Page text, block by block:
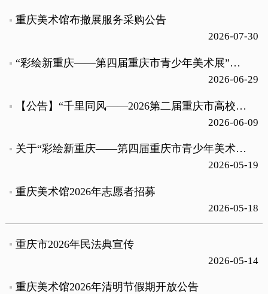
重庆美术馆布撤展服务采购公告
2026-07-30
“彩绘新重庆——第四届重庆市青少年美术展”获奖名单公告
2026-06-29
【公告】“千里同风——2026第二届重庆市高校美术院系毕业生优秀绘画作品展”入展名单
2026-06-09
关于“彩绘新重庆——第四届重庆市青少年美术展览”作品复评结果的通告
2026-05-19
重庆美术馆2026年志愿者招募
2026-05-18
重庆市2026年民法典宣传
2026-05-14
重庆美术馆2026年清明节假期开放公告